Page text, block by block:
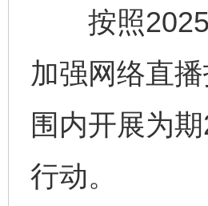
按照2025
加强网络直
围内开展为
行动。